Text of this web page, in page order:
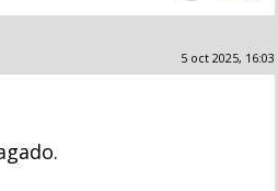
5 oct 2025, 16:03